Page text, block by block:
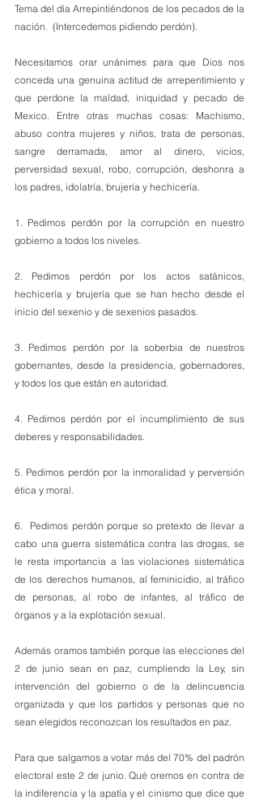
Tema del día Arrepintiéndonos de los pecados de la
nación.  (Intercedemos pidiendo perdón).
Necesitamos orar unánimes para que Dios nos
conceda una genuina actitud de arrepentimiento y
que perdone la maldad, iniquidad y pecado de
Mexico. Entre otras muchas cosas: Machismo,
abuso contra mujeres y niños, trata de personas,
sangre derramada, amor al dinero, vicios,
perversidad sexual, robo, corrupción, deshonra a
los padres, idolatría, brujería y hechicería.
1. Pedimos perdón por la corrupción en nuestro
gobierno a todos los niveles.
2. Pedimos perdón por los actos satánicos,
hechicería y brujería que se han hecho desde el
inicio del sexenio y de sexenios pasados.
3. Pedimos perdón por la soberbia de nuestros
gobernantes, desde la presidencia, gobernadores,
y todos los que están en autoridad.
4. Pedimos perdón por el incumplimiento de sus
deberes y responsabilidades.
5. Pedimos perdón por la inmoralidad y perversión
ética y moral.
6.  Pedimos perdón porque so pretexto de llevar a
cabo una guerra sistemática contra las drogas, se
le resta importancia a las violaciones sistemática
de los derechos humanos, al feminicidio, al tráfico
de personas, al robo de infantes, al tráfico de
órganos y a la explotación sexual.
Además oramos también porque las elecciones del
2 de junio sean en paz, cumpliendo la Ley, sin
intervención del gobierno o de la delincuencia
organizada y que los partidos y personas que no
sean elegidos reconozcan los resultados en paz.
Para que salgamos a votar más del 70% del padrón
electoral este 2 de junio. Qué oremos en contra de
la indiferencia y la apatía y el cinismo que dice que